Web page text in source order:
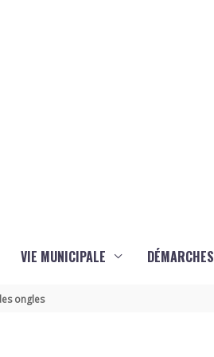
VIE MUNICIPALE DÉMARCHES
ongles